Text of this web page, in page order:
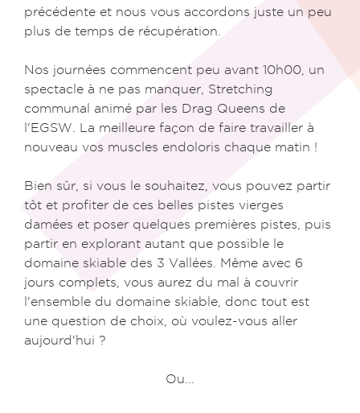
précédente et nous vous accordons juste un peu
plus de temps de récupération.
Nos journées commencent peu avant 10h00, un
spectacle à ne pas manquer, Stretching
communal animé par les Drag Queens de
l'EGSW. La meilleure façon de faire travailler à
nouveau vos muscles endoloris chaque matin !
Bien sûr, si vous le souhaitez, vous pouvez partir
tôt et profiter de ces belles pistes vierges
damées et poser quelques premières pistes, puis
partir en explorant autant que possible le
domaine skiable des 3 Vallées. Même avec 6
jours complets, vous aurez du mal à couvrir
l'ensemble du domaine skiable, donc tout est
une question de choix, où voulez-vous aller
aujourd'hui ?
Ou...